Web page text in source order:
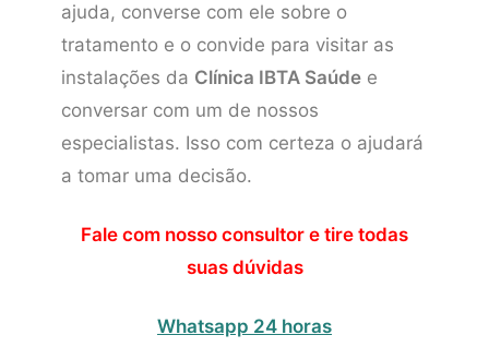
ajuda, converse com ele sobre o
tratamento e o convide para visitar as
instalações da Clínica IBTA Saúdee
conversar com um de nossos
especialistas. Isso com certeza o ajudará
a tomar uma decisão.
Fale com nosso consultor e tire todas
suas dúvidas
Whatsapp 24 horas